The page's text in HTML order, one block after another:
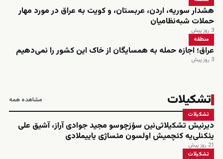
هشدار سوریه، اردن، عربستان، و کویت به عراق در مورد مهار
حملات شبه‌نظامیان
3 روز پیش
منطقه
عراق؛ اجازه حمله به همسایگان از خاک این کشور را نمی‌دهیم
3 روز پیش
تشکیلات مشاهده همه
تشکیلات
دیرنیش تشکیلاتی‌نین سؤزچوسو مجید جوادی آراز، آشیق علی
یئکنلی‌یه کئچمیش اولسون مئساژی یاییملادی
21 روز پیش
تشکیلات